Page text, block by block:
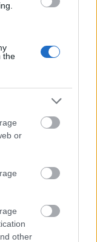
the
or
other
hasła